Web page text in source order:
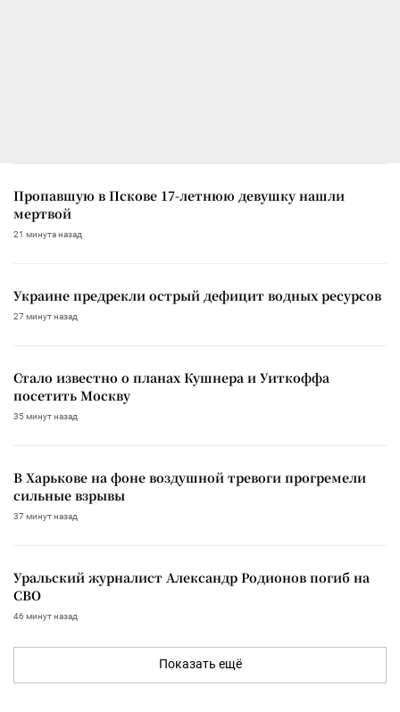
Пропавшую в Пскове 17-летнюю девушку нашли
мертвой
21 минута назад
Украине предрекли острый дефицит водных ресурсов
27 минут назад
Стало известно о планах Кушнера и Уиткоффа
посетить Москву
35 минут назад
В Харькове на фоне воздушной тревоги прогремели
сильные взрывы
37 минут назад
Уральский журналист Александр Родионов погиб на
СВО
46 минут назад
Показать ещё